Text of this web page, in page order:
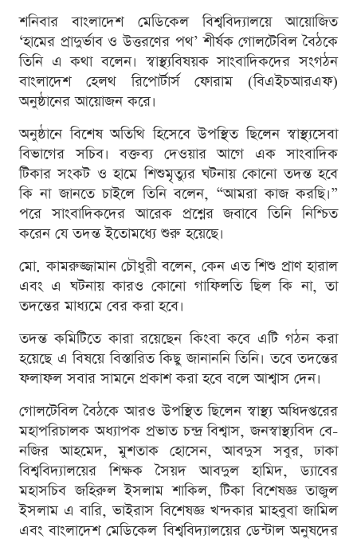
শনিবার বাংলাদেশ মেডিকেল বিশ্ববিদ্যালয়ে আয়োজিত
‘হামের প্রাদুর্ভাব ও উত্তরণের পথ’ শীর্ষক গোলটেবিল বৈঠকে
তিনি এ কথা বলেন। স্বাস্থ্যবিষয়ক সাংবাদিকদের সংগঠন
বাংলাদেশ হেলথ রিপোর্টার্স ফোরাম (বিএইচআরএফ)
অনুষ্ঠানের আয়োজন করে।
অনুষ্ঠানে বিশেষ অতিথি হিসেবে উপস্থিত ছিলেন স্বাস্থ্যসেবা
বিভাগের সচিব। বক্তব্য দেওয়ার আগে এক সাংবাদিক
টিকার সংকট ও হামে শিশুমৃত্যুর ঘটনায় কোনো তদন্ত হবে
কি না জানতে চাইলে তিনি বলেন, “আমরা কাজ করছি।”
পরে সাংবাদিকদের আরেক প্রশ্নের জবাবে তিনি নিশ্চিত
করেন যে তদন্ত ইতোমধ্যে শুরু হয়েছে।
মো. কামরুজ্জামান চৌধুরী বলেন, কেন এত শিশু প্রাণ হারাল
এবং এ ঘটনায় কারও কোনো গাফিলতি ছিল কি না, তা
তদন্তের মাধ্যমে বের করা হবে।
তদন্ত কমিটিতে কারা রয়েছেন কিংবা কবে এটি গঠন করা
হয়েছে এ বিষয়ে বিস্তারিত কিছু জানাননি তিনি। তবে তদন্তের
ফলাফল সবার সামনে প্রকাশ করা হবে বলে আশ্বাস দেন।
গোলটেবিল বৈঠকে আরও উপস্থিত ছিলেন স্বাস্থ্য অধিদপ্তরের
মহাপরিচালক অধ্যাপক প্রভাত চন্দ্র বিশ্বাস, জনস্বাস্থ্যবিদ বে-
নজির আহমেদ, মুশতাক হোসেন, আবদুস সবুর, ঢাকা
বিশ্ববিদ্যালয়ের শিক্ষক সৈয়দ আবদুল হামিদ, ড্যাবের
মহাসচিব জহিরুল ইসলাম শাকিল, টিকা বিশেষজ্ঞ তাজুল
ইসলাম এ বারি, ভাইরাস বিশেষজ্ঞ খন্দকার মাহবুবা জামিল
এবং বাংলাদেশ মেডিকেল বিশ্ববিদ্যালয়ের ডেন্টাল অনুষদের